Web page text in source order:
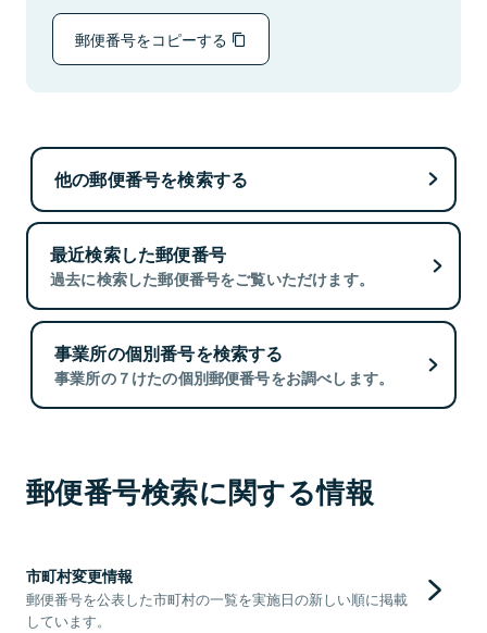
郵便番号をコピーする
他の郵便番号を検索する
最近検索した郵便番号
過去に検索した郵便番号をご覧いただけます。
事業所の個別番号を検索する
事業所の７けたの個別郵便番号をお調べします。
郵便番号検索に関する情報
市町村変更情報
郵便番号を公表した市町村の一覧を実施日の新しい順に掲載
しています。